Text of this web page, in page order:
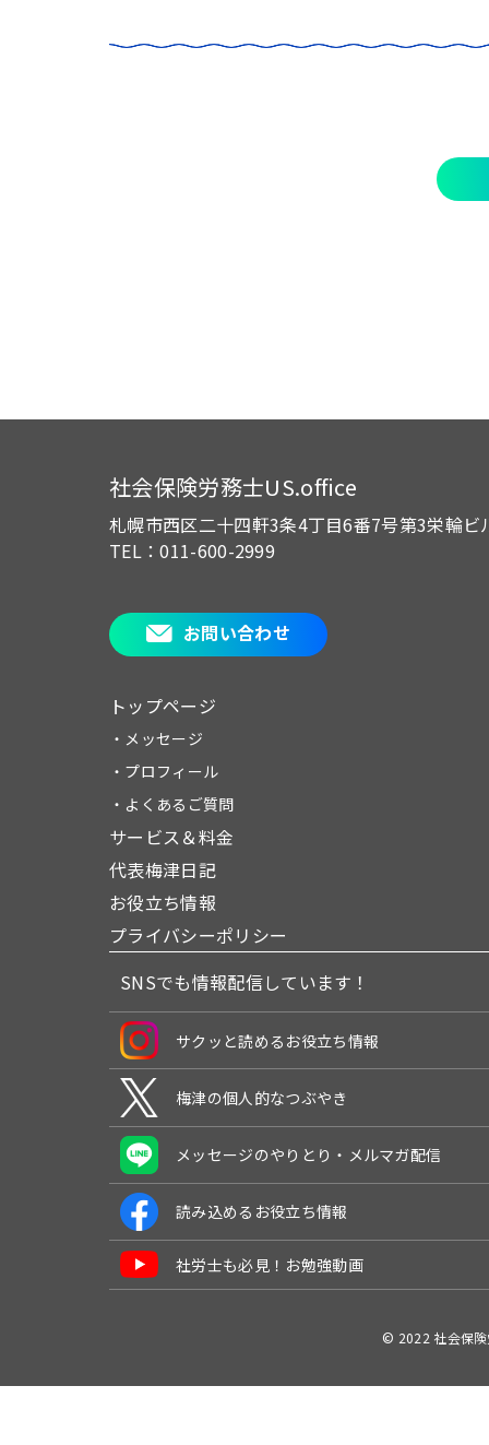
社会保険労務士US.office
札幌市西区二十四軒3条4丁目6番7号第3栄輪ビ
TEL：011-600-2999
お問い合わせ
トップページ
・メッセージ
・プロフィール
・よくあるご質問
サービス＆料金
代表梅津日記
お役立ち情報
プライバシーポリシー
SNSでも情報配信しています！
サクッと読めるお役立ち情報
梅津の個人的なつぶやき
メッセージのやりとり・メルマガ配信
読み込めるお役立ち情報
社労士も必見！お勉強動画
© 2022 社会保